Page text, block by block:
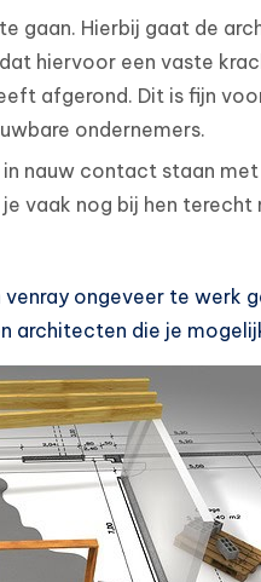
gaan. Hierbij gaat de
hiervoor een vaste
afgerond. Dit is fijn
ondernemers.
nauw contact staan
vaak nog bij hen
ongeveer te werk
architecten die je